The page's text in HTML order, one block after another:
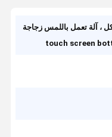
، آلة تعمل باللمس زجاجة
touch screen